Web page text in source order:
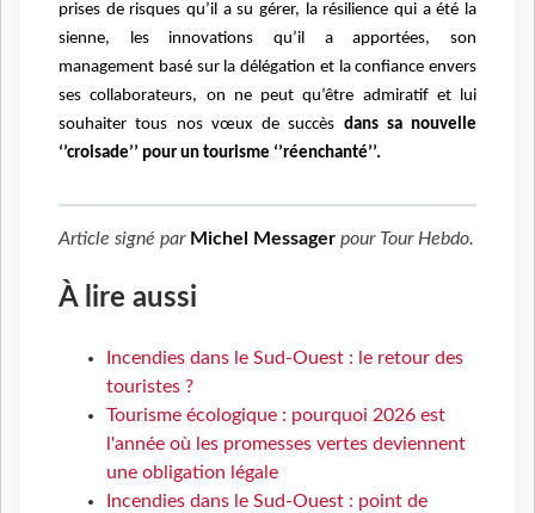
prises de risques qu’il a su gérer, la résilience qui a été la
sienne, les innovations qu’il a apportées, son
management basé sur la délégation et la confiance envers
ses collaborateurs, on ne peut qu’être admiratif et lui
souhaiter tous nos vœux de succès dans sa nouvelle
‘’croisade’’ pour un tourisme ‘’réenchanté’’.
Article signé par Michel Messager pour Tour Hebdo.
À lire aussi
Incendies dans le Sud-Ouest : le retour des
touristes ?
Tourisme écologique : pourquoi 2026 est
l'année où les promesses vertes deviennent
une obligation légale
Incendies dans le Sud-Ouest : point de